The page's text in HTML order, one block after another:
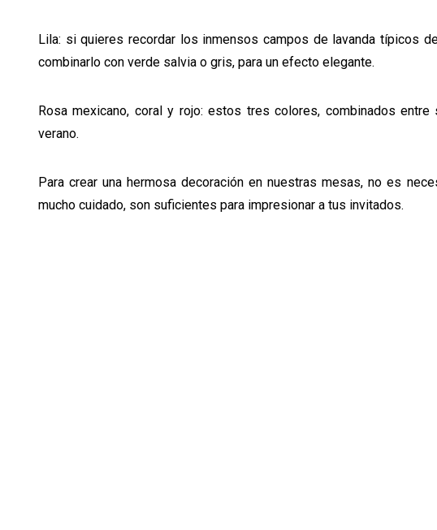
Lila: si quieres recordar los inmensos campos de lavanda típicos
combinarlo con verde salvia o gris, para un efecto elegante.
Rosa mexicano, coral y rojo: estos tres colores, combinados entre
verano.
Para crear una hermosa decoración en nuestras mesas, no es
mucho cuidado, son suficientes para impresionar a tus invitados.